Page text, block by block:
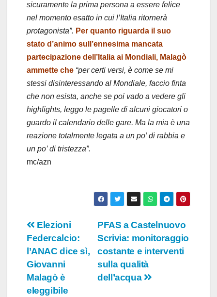
sicuramente la prima persona a essere felice
nel momento esatto in cui l’Italia ritornerà
protagonista”. Per quanto riguarda il suo
stato d’animo sull’ennesima mancata
partecipazione dell’Italia ai Mondiali, Malagò
ammette che “per certi versi, è come se mi
stessi disinteressando al Mondiale, faccio finta
che non esista, anche se poi vado a vedere gli
highlights, leggo le pagelle di alcuni giocatori o
guardo il calendario delle gare. Ma la mia è una
reazione totalmente legata a un po’ di rabbia e
un po’ di tristezza”.
mc/azn
Navigazione
articoli
PFAS a Castelnuovo
Scrivia: monitoraggio
costante e interventi
sulla qualità
dell’acqua
Elezioni
Federcalcio:
l’ANAC dice sì,
Giovanni
Malagò è
eleggibile